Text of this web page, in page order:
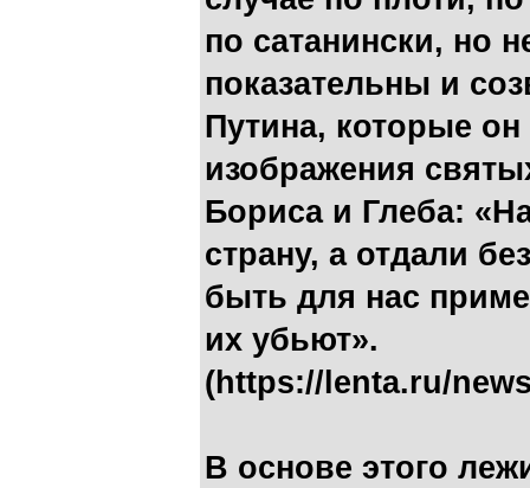
по сатанински, но
показательны и
Путина, которые он
изображения
Бориса и Глеба:
страну, а отдали
быть для нас
их убьют».
(https://lenta.ru/
В основе этого